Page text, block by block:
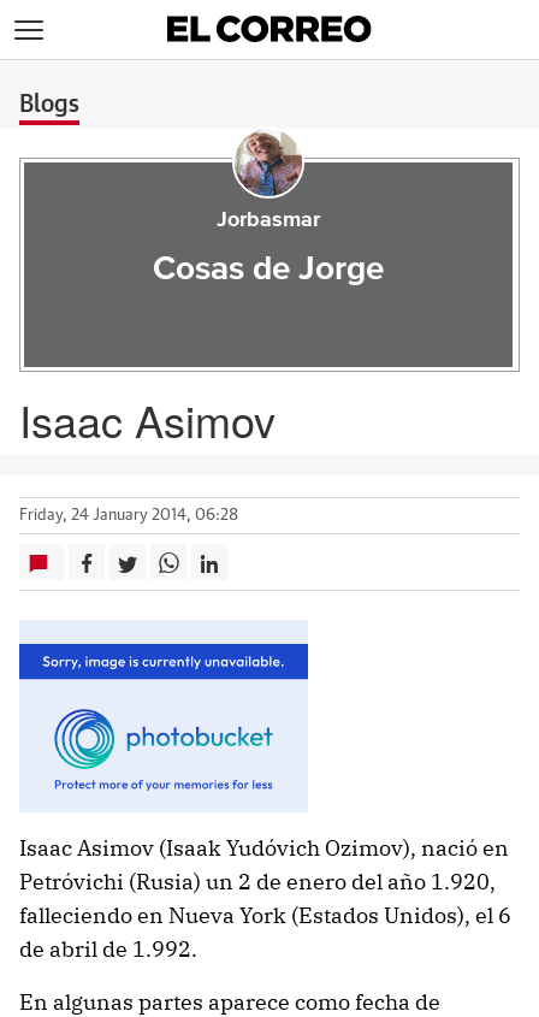
Blogs
Jorbasmar
Cosas de Jorge
Isaac Asimov
Friday, 24 January 2014, 06:28
Isaac Asimov (Isaak Yudóvich Ozimov), nació en
Petróvichi (Rusia) un 2 de enero del año 1.920,
falleciendo en Nueva York (Estados Unidos), el 6
de abril de 1.992.
En algunas partes aparece como fecha de